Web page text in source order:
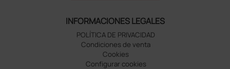
INFORMACIONES LEGALES
POLÍTICA DE PRIVACIDAD
Condiciones de venta
Cookies
Configurar cookies